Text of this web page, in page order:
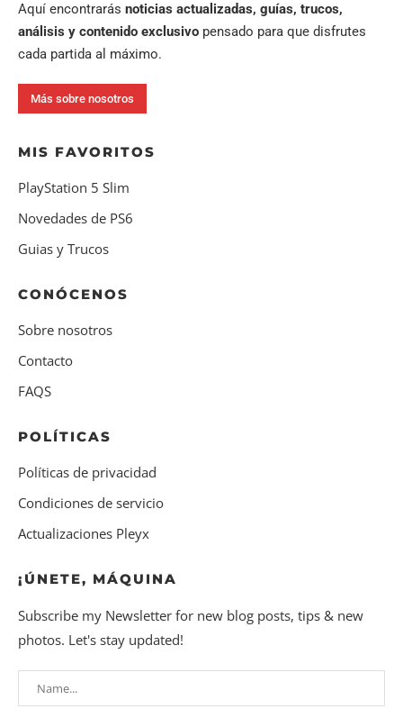
Aquí encontrarás noticias actualizadas, guías, trucos,
análisis y contenido exclusivo pensado para que disfrutes
cada partida al máximo.
Más sobre nosotros
MIS FAVORITOS
PlayStation 5 Slim
Novedades de PS6
Guias y Trucos
CONÓCENOS
Sobre nosotros
Contacto
FAQS
POLÍTICAS
Políticas de privacidad
Condiciones de servicio
Actualizaciones Pleyx
¡ÚNETE, MÁQUINA
Subscribe my Newsletter for new blog posts, tips & new
photos. Let's stay updated!